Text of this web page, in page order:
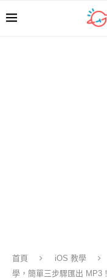
首頁 iOS 教學
學，簡單三步驟匯出 MP3！